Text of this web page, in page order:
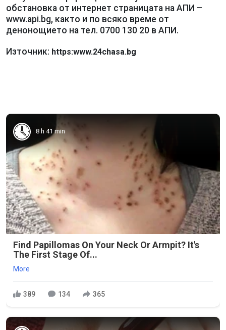
обстановка от интернет страницата на АПИ –
www.api.bg, както и по всяко време от
денонощието на тел. 0700 130 20 в АПИ.
Източник: https:www.24chasa.bg
8 h 41 min
Find Papillomas On Your Neck Or Armpit? It's
The First Stage Of...
More
389 134 365